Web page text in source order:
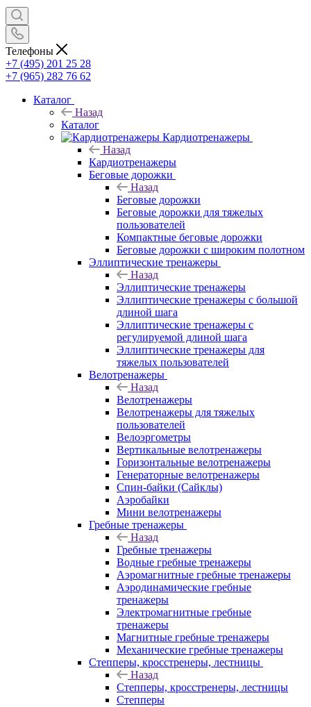
Телефоны
+7 (495) 201 25 28
+7 (965) 282 76 62
Каталог
Назад
Каталог
Кардиотренажеры
Назад
Кардиотренажеры
Беговые дорожки
Назад
Беговые дорожки
Беговые дорожки для тяжелых
пользователей
Компактные беговые дорожки
Беговые дорожки с широким полотном
Эллиптические тренажеры
Назад
Эллиптические тренажеры
Эллиптические тренажеры с большой
длиной шага
Эллиптические тренажеры с
регулируемой длиной шага
Эллиптические тренажеры для
тяжелых пользователей
Велотренажеры
Назад
Велотренажеры
Велотренажеры для тяжелых
пользователей
Велоэргометры
Вертикальные велотренажеры
Горизонтальные велотренажеры
Генераторные велотренажеры
Спин-байки (Сайклы)
Аэробайки
Мини велотренажеры
Гребные тренажеры
Назад
Гребные тренажеры
Водные гребные тренажеры
Аэромагнитные гребные тренажеры
Аэродинамические гребные
тренажеры
Электромагнитные гребные
тренажеры
Магнитные гребные тренажеры
Механические гребные тренажеры
Степперы, кросстренеры, лестницы
Назад
Степперы, кросстренеры, лестницы
Степперы